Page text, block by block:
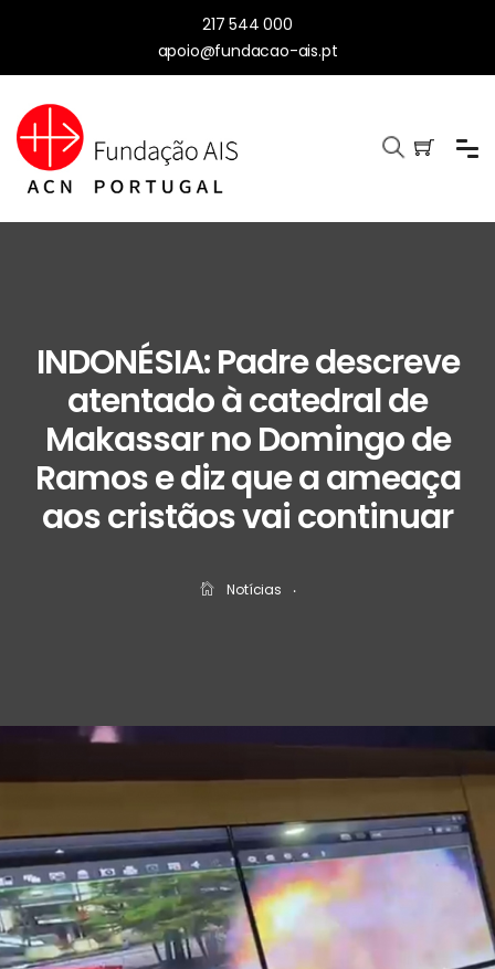
217 544 000
apoio@fundacao-ais.pt
INDONÉSIA: Padre descreve
atentado à catedral de
Makassar no Domingo de
Ramos e diz que a ameaça
aos cristãos vai continuar
Notícias ‧